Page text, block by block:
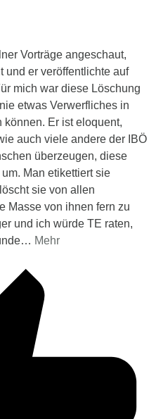
Vorträge angeschaut,
und er veröffentlichte auf
mich war diese Löschung
etwas Verwerfliches in
Er ist eloquent,
auch viele andere der IBÖ
überzeugen, diese
Man etikettiert sie
sie von allen
Masse von ihnen fern zu
und ich würde TE raten,
… Mehr